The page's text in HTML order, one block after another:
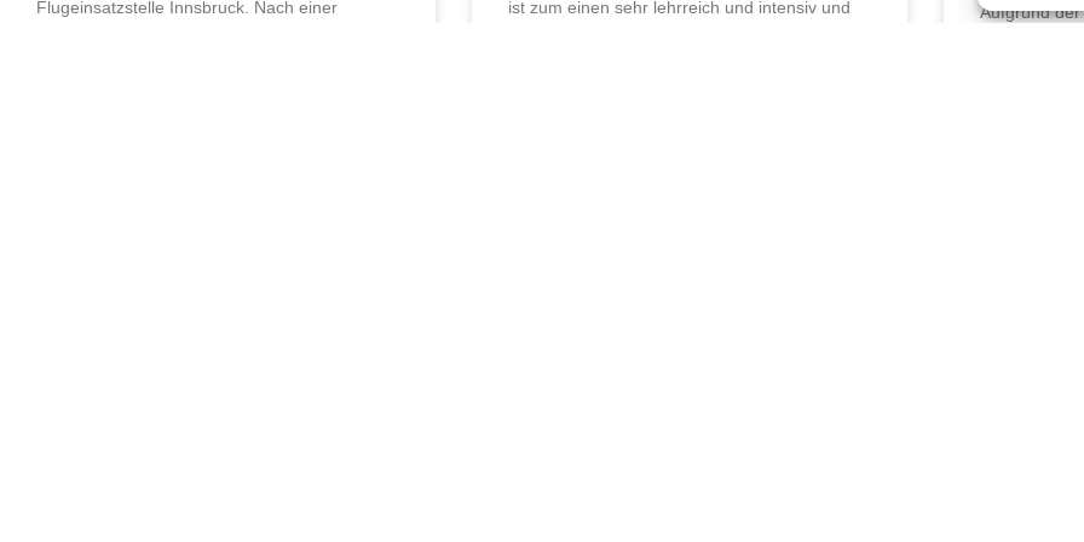
Flugeinsatzstelle Innsbruck. Nach einer
ist zum einen sehr lehrreich und intensiv und
Aufgrund